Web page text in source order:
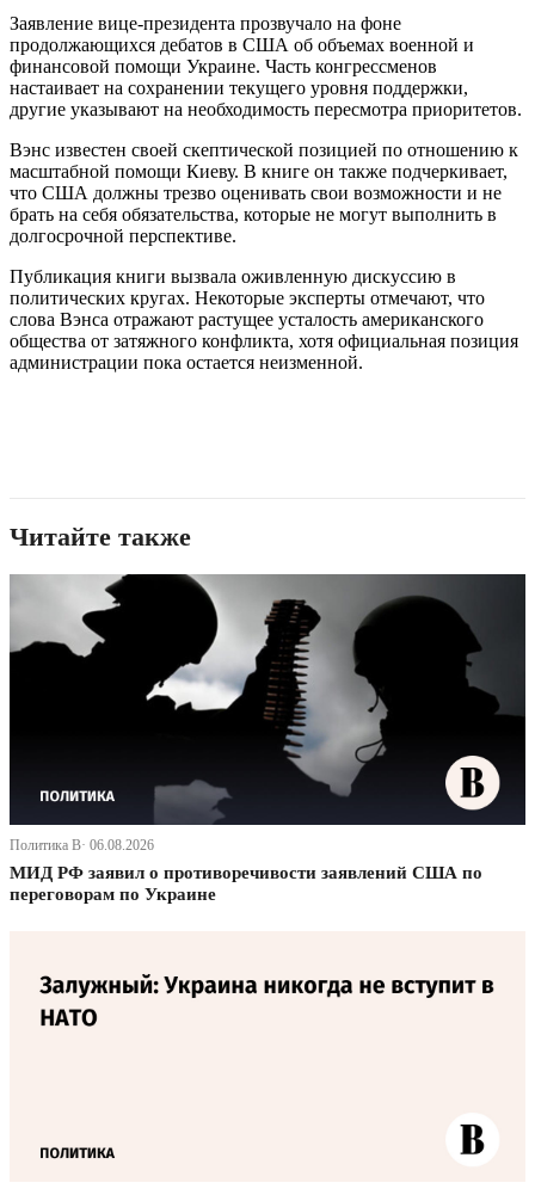
Заявление вице-президента прозвучало на фоне
продолжающихся дебатов в США об объемах военной и
финансовой помощи Украине. Часть конгрессменов
настаивает на сохранении текущего уровня поддержки,
другие указывают на необходимость пересмотра приоритетов.
Вэнс известен своей скептической позицией по отношению к
масштабной помощи Киеву. В книге он также подчеркивает,
что США должны трезво оценивать свои возможности и не
брать на себя обязательства, которые не могут выполнить в
долгосрочной перспективе.
Публикация книги вызвала оживленную дискуссию в
политических кругах. Некоторые эксперты отмечают, что
слова Вэнса отражают растущее усталость американского
общества от затяжного конфликта, хотя официальная позиция
администрации пока остается неизменной.
Читайте также
Политика В· 06.08.2026
МИД РФ заявил о противоречивости заявлений США по
переговорам по Украине